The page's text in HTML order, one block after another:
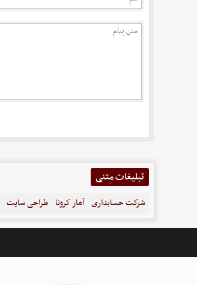
تبلیغات متنی
شرکت حسابداری آمار کرونا طراحی سایت